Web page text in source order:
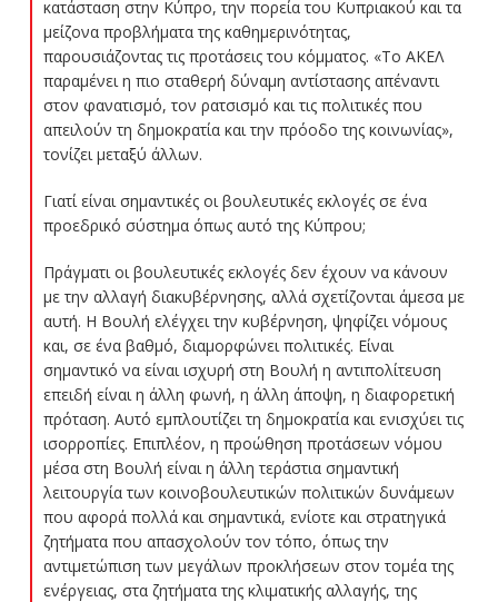
κατάσταση στην Κύπρο, την πορεία του Κυπριακού και τα
μείζονα προβλήματα της καθημερινότητας,
παρουσιάζοντας τις προτάσεις του κόμματος. «Το ΑΚΕΛ
παραμένει η πιο σταθερή δύναμη αντίστασης απέναντι
στον φανατισμό, τον ρατσισμό και τις πολιτικές που
απειλούν τη δημοκρατία και την πρόοδο της κοινωνίας»,
τονίζει μεταξύ άλλων.
Γιατί είναι σημαντικές οι βουλευτικές εκλογές σε ένα
προεδρικό σύστημα όπως αυτό της Κύπρου;
Πράγματι οι βουλευτικές εκλογές δεν έχουν να κάνουν
με την αλλαγή διακυβέρνησης, αλλά σχετίζονται άμεσα με
αυτή. Η Βουλή ελέγχει την κυβέρνηση, ψηφίζει νόμους
και, σε ένα βαθμό, διαμορφώνει πολιτικές. Είναι
σημαντικό να είναι ισχυρή στη Βουλή η αντιπολίτευση
επειδή είναι η άλλη φωνή, η άλλη άποψη, η διαφορετική
πρόταση. Αυτό εμπλουτίζει τη δημοκρατία και ενισχύει τις
ισορροπίες. Επιπλέον, η προώθηση προτάσεων νόμου
μέσα στη Βουλή είναι η άλλη τεράστια σημαντική
λειτουργία των κοινοβουλευτικών πολιτικών δυνάμεων
που αφορά πολλά και σημαντικά, ενίοτε και στρατηγικά
ζητήματα που απασχολούν τον τόπο, όπως την
αντιμετώπιση των μεγάλων προκλήσεων στον τομέα της
ενέργειας, στα ζητήματα της κλιματικής αλλαγής, της